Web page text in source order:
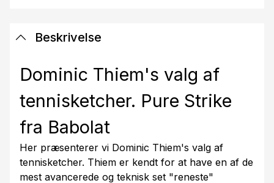
Beskrivelse
Dominic Thiem's valg af
tennisketcher. Pure Strike
fra Babolat
Her præsenterer vi Dominic Thiem's valg af
tennisketcher. Thiem er kendt for at have en af de
mest avancerede og teknisk set "reneste"